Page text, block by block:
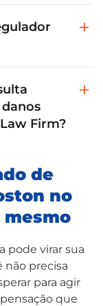
Firm?
de
no
mesmo
pode virar sua
não precisa
para agir
que